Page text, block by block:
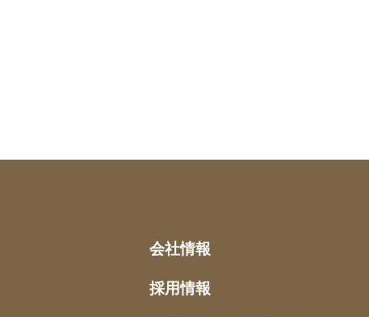
会社情報
採用情報